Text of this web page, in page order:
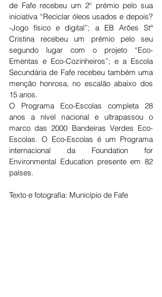
de Fafe recebeu um 2º prémio pelo sua
iniciativa “Reciclar óleos usados e depois?
-Jogo físico e digital”; a EB Arões Stª
Cristina recebeu um prémio pelo seu
segundo lugar com o projeto “Eco-
Ementas e Eco-Cozinheiros”; e a Escola
Secundária de Fafe recebeu também uma
menção honrosa, no escalão abaixo dos
15 anos.
O Programa Eco-Escolas completa 28
anos a nível nacional e ultrapassou o
marco das 2000 Bandeiras Verdes Eco-
Escolas. O Eco-Escolas é um Programa
internacional da Foundation for
Environmental Education presente em 82
países.
Texto e fotografia: Município de Fafe